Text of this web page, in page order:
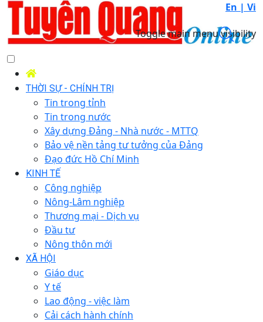
En | Vi
Toggle main menu visibility
THỜI SỰ - CHÍNH TRỊ
Tin trong tỉnh
Tin trong nước
Xây dựng Đảng - Nhà nước - MTTQ
Bảo vệ nền tảng tư tưởng của Đảng
Đạo đức Hồ Chí Minh
KINH TẾ
Công nghiệp
Nông-Lâm nghiệp
Thương mại - Dịch vụ
Đầu tư
Nông thôn mới
XÃ HỘI
Giáo dục
Y tế
Lao động - việc làm
Cải cách hành chính